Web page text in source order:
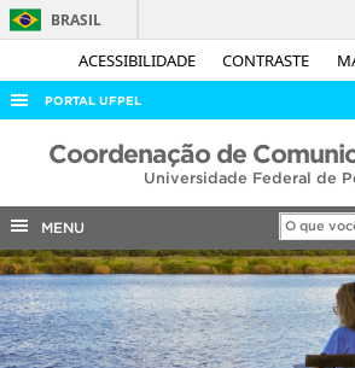
ACESSIBILIDADE CONTRASTE
BRASIL
PORTAL UFPEL
ACESSO À INFORMAÇÃO
COBALTO
CONCURSOS
EDITAIS
INTERNACIONAL
Coordenação de
Universidade Federal de
MENU